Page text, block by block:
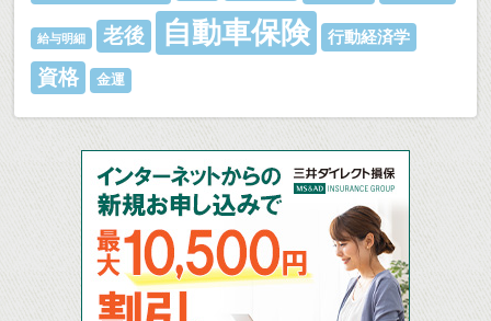
給与明細 老後 自動車保険 行動経済学
資格 金運